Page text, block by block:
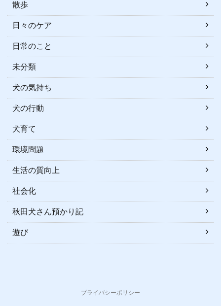
散歩
日々のケア
日常のこと
未分類
犬の気持ち
犬の行動
犬育て
環境問題
生活の質向上
社会化
秋田犬さん預かり記
遊び
プライバシーポリシー